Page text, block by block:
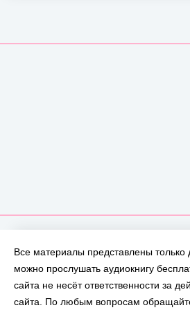
Все материалы представлены только
можно прослушать аудиокнигу
сайта не несёт ответственности за
сайта. По любым вопросам